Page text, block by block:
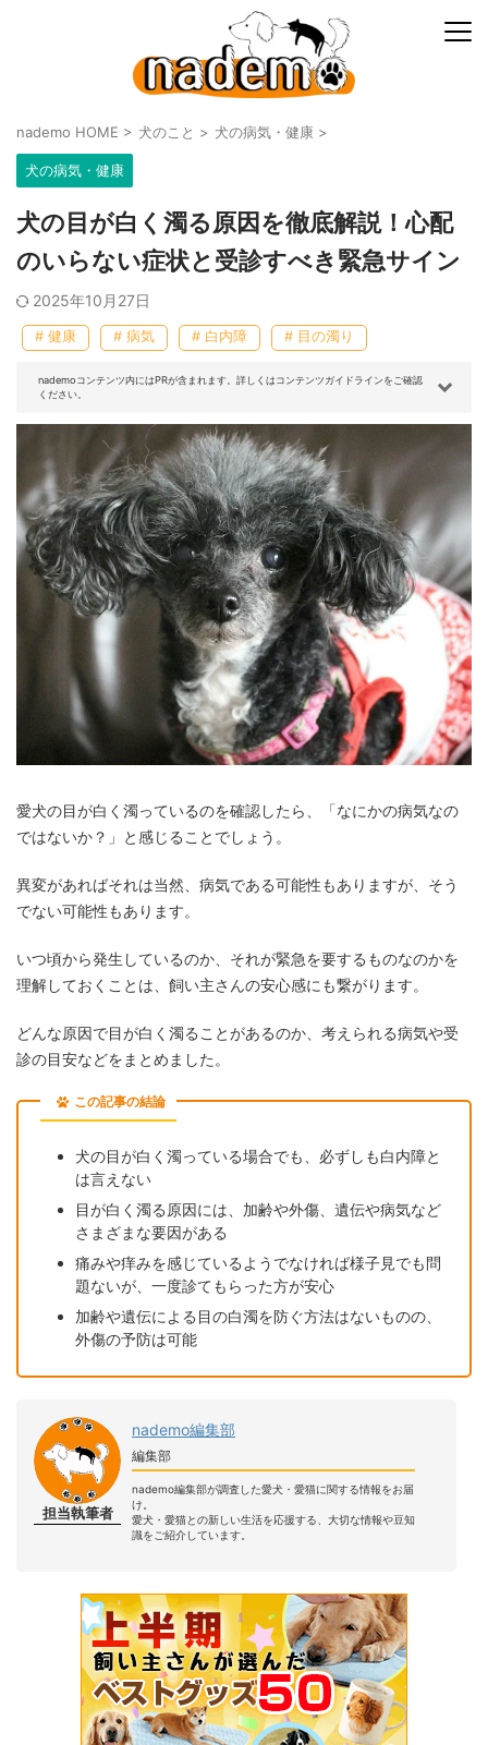
nademo HOME > 犬のこと > 犬の病気・健康 >
犬の病気・健康
犬の目が白く濁る原因を徹底解説！心配
のいらない症状と受診すべき緊急サイン
2025年10月27日
# 健康 # 病気 # 白内障 # 目の濁り
nademoコンテンツ内にはPRが含まれます。詳しくはコンテンツガイドラインをご確認
ください。
愛犬の目が白く濁っているのを確認したら、「なにかの病気なの
ではないか？」と感じることでしょう。
異変があればそれは当然、病気である可能性もありますが、そう
でない可能性もあります。
いつ頃から発生しているのか、それが緊急を要するものなのかを
理解しておくことは、飼い主さんの安心感にも繋がります。
どんな原因で目が白く濁ることがあるのか、考えられる病気や受
診の目安などをまとめました。
この記事の結論
犬の目が白く濁っている場合でも、必ずしも白内障と
は言えない
目が白く濁る原因には、加齢や外傷、遺伝や病気など
さまざまな要因がある
痛みや痒みを感じているようでなければ様子見でも問
題ないが、一度診てもらった方が安心
加齢や遺伝による目の白濁を防ぐ方法はないものの、
外傷の予防は可能
担当執筆者
nademo編集部
編集部
nademo編集部が調査した愛犬・愛猫に関する情報をお届
け。
愛犬・愛猫との新しい生活を応援する、大切な情報や豆知
識をご紹介しています。